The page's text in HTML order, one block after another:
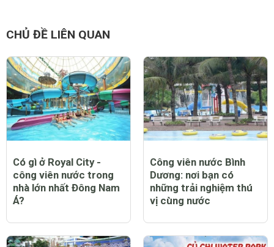
Lạc Thái - điểm nhấn
ẩm thực Thái giữa lòng
Sài Gòn
Nhà hàng Bình Xuyên -
Địa điểm ăn ngon thư
giãn tuyệt vời
CHỦ ĐỀ LIÊN QUAN